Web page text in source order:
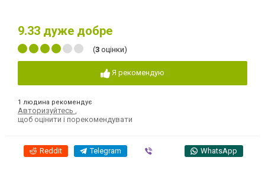
9.33 дуже добре
(3 оцінки)
Я рекомендую
1 людина рекомендує
Авторизуйтесь
щоб оцінити і порекомендувати
Reddit Telegram WhatsApp